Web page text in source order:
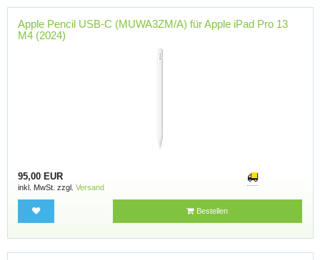
Apple Pencil USB-C (MUWA3ZM/A) für Apple iPad Pro 13
M4 (2024)
95,00 EUR
inkl. MwSt. zzgl. Versand
Bestellen